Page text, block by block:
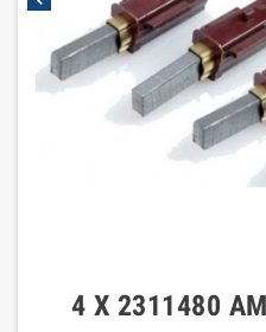
4 X 2311480